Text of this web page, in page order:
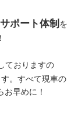
ポート体制 を
ておりますの
。すべて現車の
早めに！